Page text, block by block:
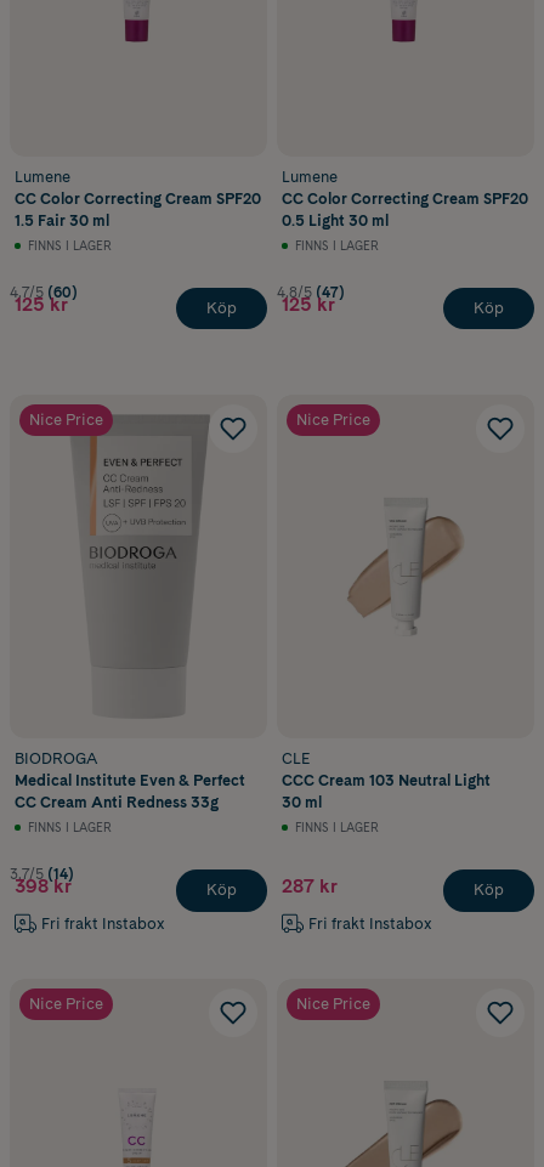
Lumene
CC Color Correcting Cream SPF20
1.5 Fair 30 ml
FINNS I LAGER
4.7/5 (60)
125 kr Köp
Lumene
CC Color Correcting Cream SPF20
0.5 Light 30 ml
FINNS I LAGER
4.8/5 (47)
125 kr Köp
Nice Price
BIODROGA
Medical Institute Even & Perfect
CC Cream Anti Redness 33g
FINNS I LAGER
3.7/5 (14)
398 kr
Fri frakt Instabox
Köp
Nice Price
CLE
CCC Cream 103 Neutral Light
30 ml
FINNS I LAGER
287 kr
Fri frakt Instabox
Köp
Nice Price Nice Price